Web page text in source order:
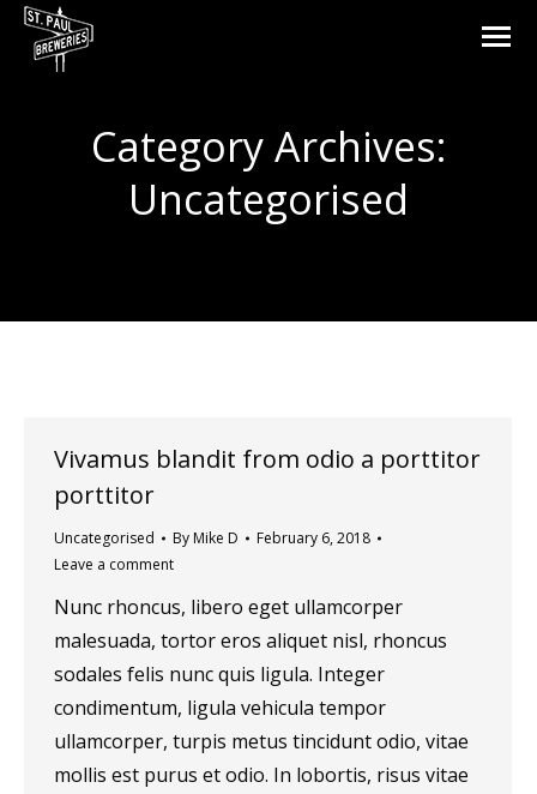
Category Archives:
Uncategorised
Vivamus blandit from odio a porttitor
porttitor
Uncategorised By Mike D
February 6, 2018
Leave a comment
Nunc rhoncus, libero eget ullamcorper
malesuada, tortor eros aliquet nisl, rhoncus
sodales felis nunc quis ligula. Integer
condimentum, ligula vehicula tempor
ullamcorper, turpis metus tincidunt odio, vitae
mollis est purus et odio. In lobortis, risus vitae